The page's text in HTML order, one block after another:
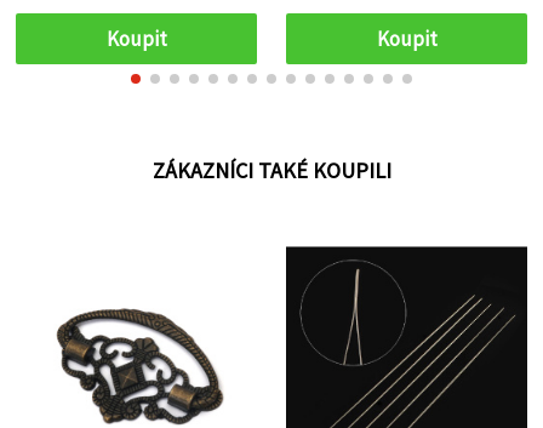
pletení a tvoření
Koupit Koupit
ZÁKAZNÍCI TAKÉ KOUPILI